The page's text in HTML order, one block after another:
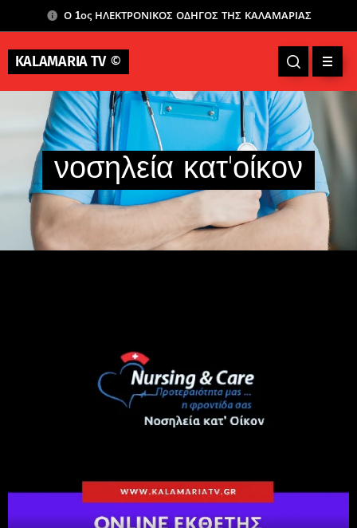
Ο 1ος ΗΛΕΚΤΡΟΝΙΚΟΣ ΟΔΗΓΟΣ ΤΗΣ ΚΑΛΑΜΑΡΙΑΣ
KALAMARIA TV©
νοσηλεία κατ'οίκον